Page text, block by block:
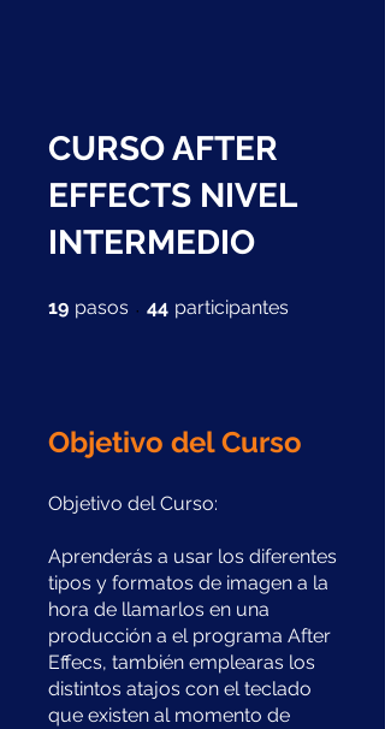
CURSO AFTER
EFFECTS NIVEL
INTERMEDIO
19 pasos 19 pasos
44 participantes
Objetivo del Curso
Objetivo del Curso:
Aprenderás a usar los diferentes
tipos y formatos de imagen a la
hora de llamarlos en una
producción a el programa After
Effecs, también emplearas los
distintos atajos con el teclado
que existen al momento de